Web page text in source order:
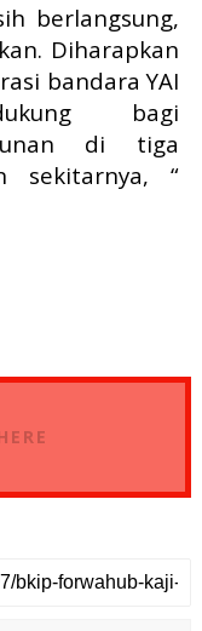
berlangsung,
Diharapkan
bandara YAI
bagi
di tiga
sekitarnya, “